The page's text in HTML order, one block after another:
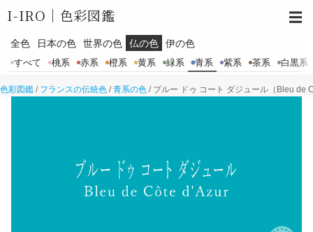
I-IRO｜ 色彩図鑑
全色 日本の色 世界の色 仏の色 伊の色
すべて 桃系 赤系 橙系 黄系 緑系 青系 紫系 茶系 白黒系
☰
色彩図鑑 / フランスの伝統色 / 青系の色 /ブルー ドゥ コート ダジュール（Bleu de